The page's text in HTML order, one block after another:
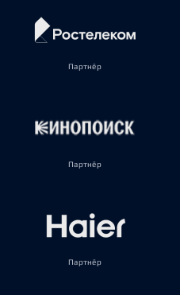
Партнёр
Партнёр
Партнёр